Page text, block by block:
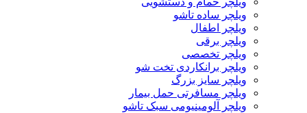
ویلچر ساده تاشو
ویلچر اطفال
ویلچر برقی
ویلچر تخصصی
ویلچر برانکاردی تخت شو
ویلچر سایز بزرگ
ویلچر مسافرتی حمل بیمار
ویلچر آلومینیومی سبک تاشو